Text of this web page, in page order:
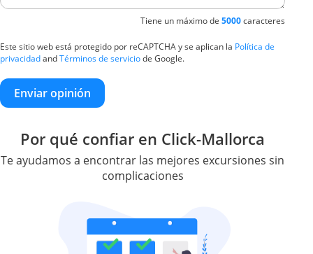
Tiene un máximo de 5000caracteres
Este sitio web está protegido por reCAPTCHA y se aplican la Política de
privacidadandTérminos de serviciode Google.
Enviar opinión
Por qué confiar en Click-Mallorca
Te ayudamos a encontrar las mejores excursiones sin
complicaciones